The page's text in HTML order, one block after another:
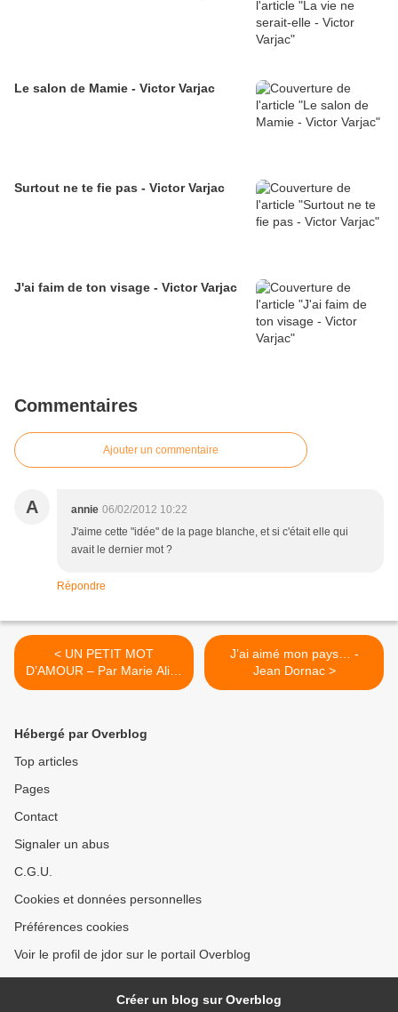
Le salon de Mamie - Victor Varjac
Surtout ne te fie pas - Victor Varjac
J'ai faim de ton visage - Victor Varjac
Commentaires
Ajouter un commentaire
A annie 06/02/2012 10:22
J'aime cette "idée" de la page blanche, et si c'était elle qui
avait le dernier mot ?
Répondre
< UN PETIT MOT
D’AMOUR – Par Marie Alice
Theard
J’ai aimé mon pays… -
Jean Dornac >
Hébergé par Overblog
Top articles
Pages
Contact
Signaler un abus
C.G.U.
Cookies et données personnelles
Préférences cookies
Voir le profil de jdor sur le portail Overblog
Créer un blog sur Overblog